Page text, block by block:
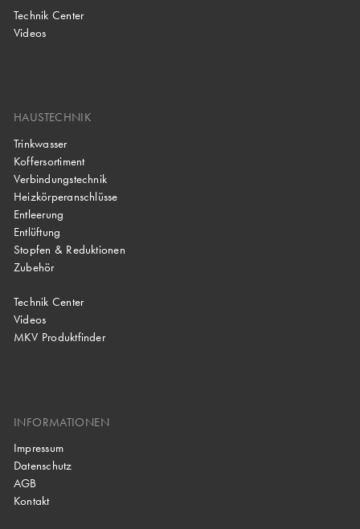
Technik Center
Videos
HAUSTECHNIK
Trinkwasser
Koffersortiment
Verbindungstechnik
Heizkörperanschlüsse
Entleerung
Entlüftung
Stopfen & Reduktionen
Zubehör
Technik Center
Videos
MKV Produktfinder
INFORMATIONEN
Impressum
Datenschutz
AGB
Kontakt